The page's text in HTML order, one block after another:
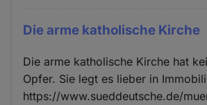
Die arme katholische Kirche
Die arme katholische Kirche hat
Opfer. Sie legt es lieber in
https://www.sueddeutsche.de/